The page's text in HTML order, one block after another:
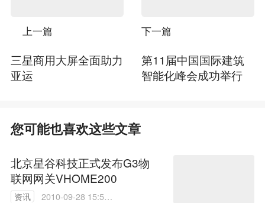
上一篇
三星商用大屏全面助力
亚运
下一篇
第11届中国国际建筑
智能化峰会成功举行
您可能也喜欢这些文章
北京星谷科技正式发布G3物
联网网关VHOME200
资讯
2010-09-28 15:58: